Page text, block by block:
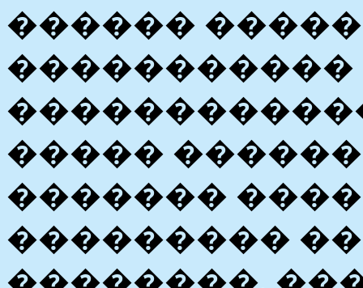
������
�����������
�����
�������
���������